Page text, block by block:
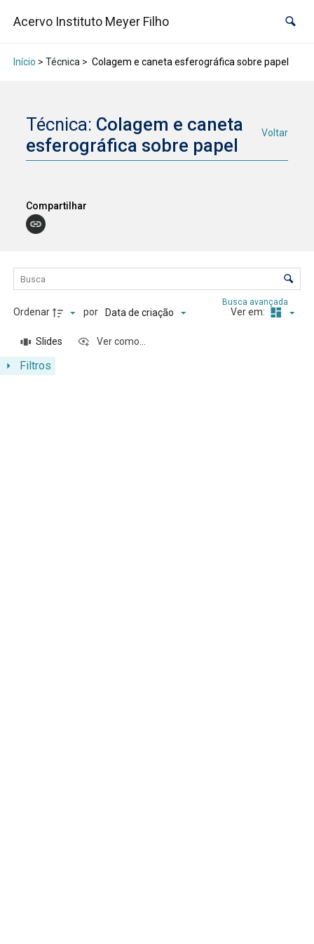
Acervo Instituto Meyer Filho
Início > Técnica > Colagem e caneta esferográfica sobre papel
Técnica: Colagem e caneta
esferográfica sobre papel
Voltar
Compartilhar
Lista de itens
Controle de ordenação e visualização
Filtros
Busca avançada
Ordenar por Data de criação Ver em:
Slides Ver como...